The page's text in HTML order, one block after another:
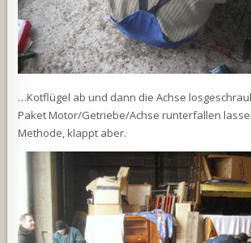
…Kotflügel ab und dann die Achse
Paket Motor/Getriebe/Achse runterfallen
Methode, klappt aber.